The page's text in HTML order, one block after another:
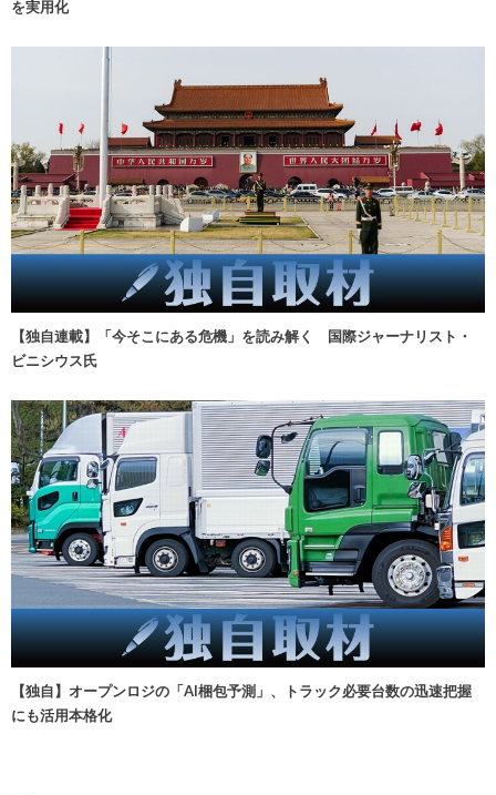
を実用化
【独自連載】「今そこにある危機」を読み解く 国際ジャーナリスト・
ビニシウス氏
【独自】オープンロジの「AI梱包予測」、トラック必要台数の迅速把握
にも活用本格化